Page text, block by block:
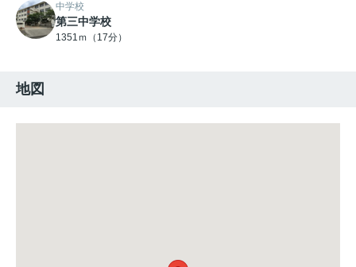
中学校
第三中学校
1351ｍ（17分）
地図